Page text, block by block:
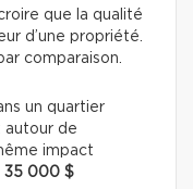
que la qualité
d’une propriété.
comparaison.
un quartier
autour de
impact
35 000 $